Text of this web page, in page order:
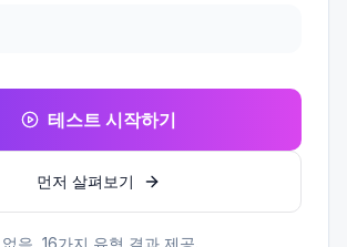
테스트 시작하기
먼저 살펴보기
음, 16가지 유형 결과 제공.